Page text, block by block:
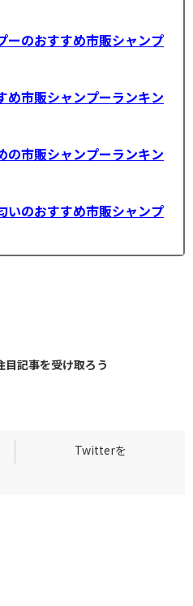
ーのおすすめ市販シャンプ
め市販シャンプーランキン
の市販シャンプーランキン
いのおすすめ市販シャンプ
目記事を受け取ろう